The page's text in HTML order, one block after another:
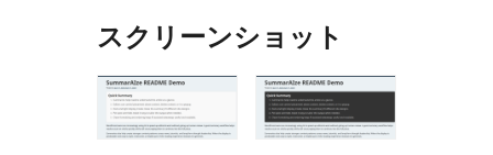
スクリーンショット